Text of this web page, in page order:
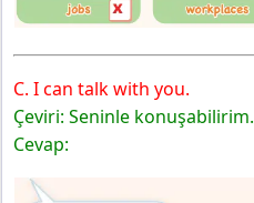
C. I can talk with you.
Çeviri: Seninle konuşabilirim.
Cevap: